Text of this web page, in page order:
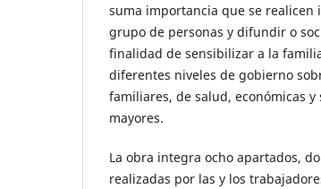
suma importancia que se realicen
grupo de personas y difundir o
finalidad de sensibilizar a la
diferentes niveles de gobierno
familiares, de salud, económicas
mayores.
La obra integra ocho apartados,
realizadas por las y los